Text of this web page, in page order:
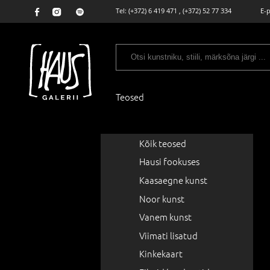
Tel: (+372) 6 419 471 , (+372) 52 77 334 E-
Teosed
Kõik teosed
Hausi fookuses
Kaasaegne kunst
Noor kunst
Vanem kunst
Viimati lisatud
Kinkekaart